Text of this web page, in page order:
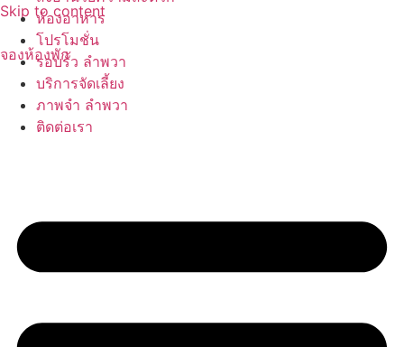
Skip to content
จองห้องพัก
ห้องอาหาร
โปรโมชั่น
รอบรั้ว ลำพวา
บริการจัดเลี้ยง
ภาพจำ ลำพวา
ติดต่อเรา